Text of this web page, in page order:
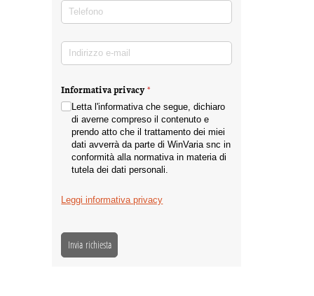
Telefono
Indirizzo e-mail(richiesto)
Informativa privacy*
(richiesto)
Letta l'informativa che segue, dichiaro
di averne compreso il contenuto e
prendo atto che il trattamento dei miei
dati avverrà da parte di WinVaria snc in
conformità alla normativa in materia di
tutela dei dati personali.
Leggi informativa privacy
Invia richiesta